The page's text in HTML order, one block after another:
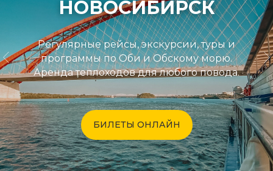
АБОНЕМЕНТЫ
Хиты Речфлот в одном билете!
ПОДРОБНЕЕ